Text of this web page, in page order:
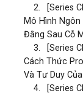
2.
[Series
Mô Hình Ngôn
Đằng Sau Cỗ
3.
[Series
Cách Thức
Và Tư Duy
4.
[Series